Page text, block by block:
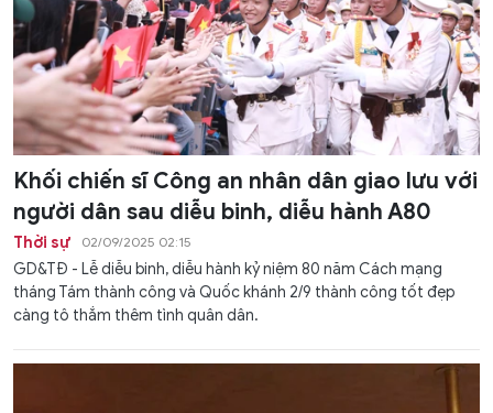
Khối chiến sĩ Công an nhân dân giao lưu với
người dân sau diễu binh, diễu hành A80
Thời sự 02/09/2025 02:15
GD&TĐ - Lễ diễu binh, diễu hành kỷ niệm 80 năm Cách mạng
tháng Tám thành công và Quốc khánh 2/9 thành công tốt đẹp
càng tô thắm thêm tình quân dân.